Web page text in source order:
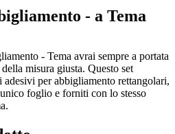
- a Tema
- Tema avrai sempre a portata
misura giusta. Questo set
per abbigliamento rettangolari,
foglio e forniti con lo stesso
- Tema è composto da